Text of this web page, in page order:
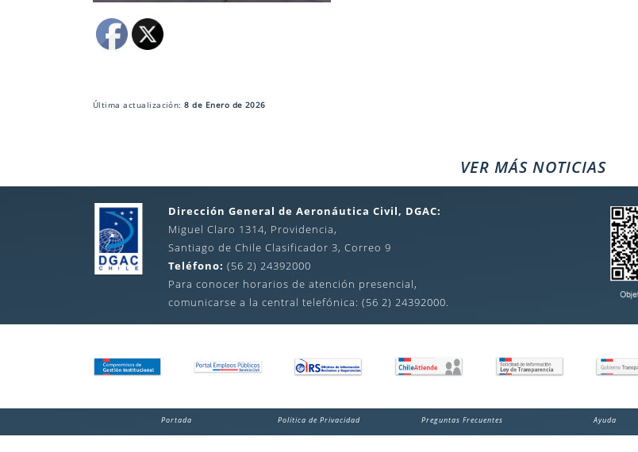
Última actualización:8 de Enero de 2026
VER MÁS NOTICIAS
Dirección General de Aeronáutica Civil, DGAC:
Miguel Claro 1314, Providencia,
Santiago de Chile Clasificador 3, Correo 9
Teléfono: (56 2) 24392000
Para conocer horarios de atención presencial,
comunicarse a la central telefónica: (56 2) 24392000.
Portada Política de Privacidad Preguntas Frecuentes Ayuda